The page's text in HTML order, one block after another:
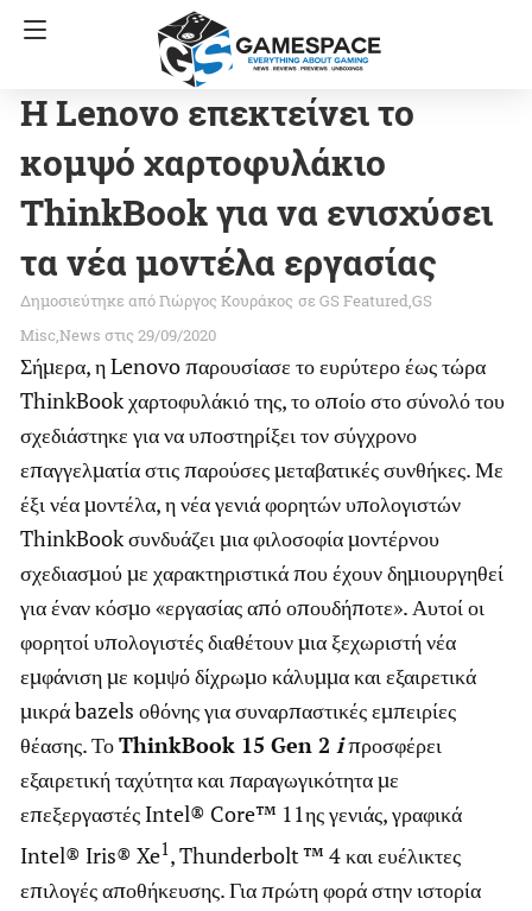
Η Lenovo επεκτείνει το
κομψό χαρτοφυλάκιο
ThinkBook για να ενισχύσει
τα νέα μοντέλα εργασίας
Γιώργος Κουράκος σε GS FeaturedGS
Misc News στις 29/09/2020
Σήμερα, η Lenovo παρουσίασε το ευρύτερο έως τώρα
ThinkBook χαρτοφυλάκιό της, το οποίο στο σύνολό του
σχεδιάστηκε για να υποστηρίξει τον σύγχρονο
επαγγελματία στις παρούσες μεταβατικές συνθήκες. Με
έξι νέα μοντέλα, η νέα γενιά φορητών υπολογιστών
ThinkBook συνδυάζει μια φιλοσοφία μοντέρνου
σχεδιασμού με χαρακτηριστικά που έχουν δημιουργηθεί
για έναν κόσμο «εργασίας από οπουδήποτε». Αυτοί οι
φορητοί υπολογιστές διαθέτουν μια ξεχωριστή νέα
εμφάνιση με κομψό δίχρωμο κάλυμμα και εξαιρετικά
μικρά bazels οθόνης για συναρπαστικές εμπειρίες
θέασης. ΤοThinkBook 15 Gen 2 iπροσφέρει
εξαιρετική ταχύτητα και παραγωγικότητα με
επεξεργαστές Intel® Core™ 11ης γενιάς, γραφικά
Intel® Iris® Xe1, Thunderbolt ™ 4 και ευέλικτες
επιλογές αποθήκευσης. Για πρώτη φορά στην ιστορία